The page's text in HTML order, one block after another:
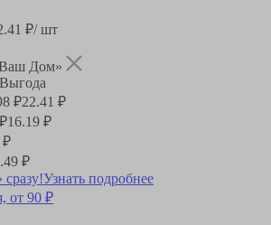
₽/ шт
Дом»
Выгода
₽22.41 ₽
16.19 ₽
₽
₽
Узнать подробнее
от 90 ₽